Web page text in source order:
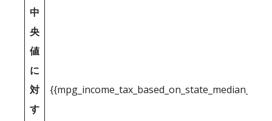
中
央
値
に
対
す